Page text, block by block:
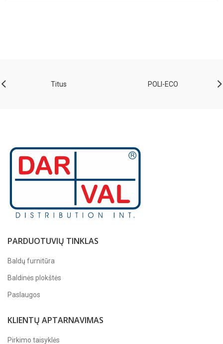
Titus POLI-ECO
PARDUOTUVIŲ TINKLAS
Baldų furnitūra
Baldinės plokštės
Paslaugos
KLIENTŲ APTARNAVIMAS
Pirkimo taisyklės